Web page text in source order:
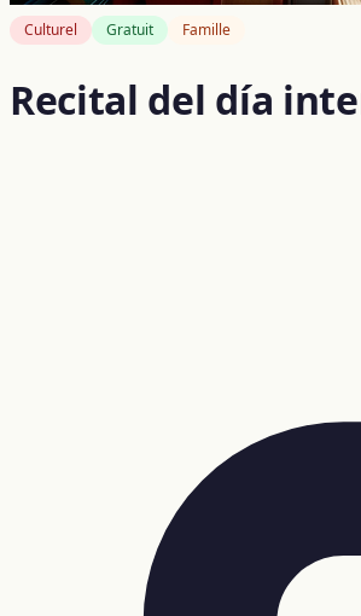
Culturel Gratuit Famille
Recital del día